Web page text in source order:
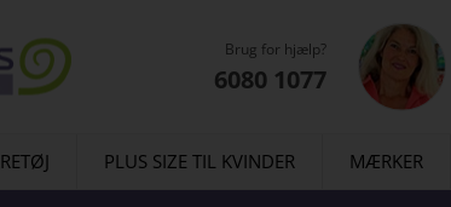
Brug for hjælp?
6080 1077
PLUS SIZE TIL KVINDER MÆRKER